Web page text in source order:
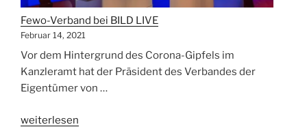
Fewo-Verband bei BILD LIVE
Februar 14, 2021
Vor dem Hintergrund des Corona-Gipfels im
Kanzleramt hat der Präsident des Verbandes der
Eigentümer von …
„Fewo-
weiterlesen